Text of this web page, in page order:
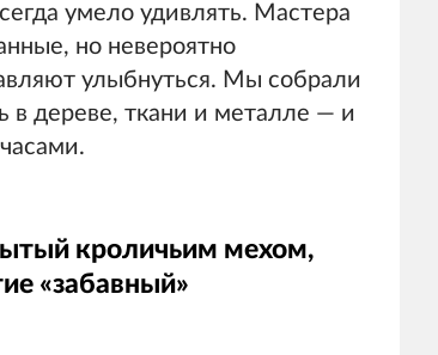
умело удивлять. Мастера
но невероятно
улыбнуться. Мы собрали
в дереве, ткани и металле — и
кроличьим мехом,
«забавный»